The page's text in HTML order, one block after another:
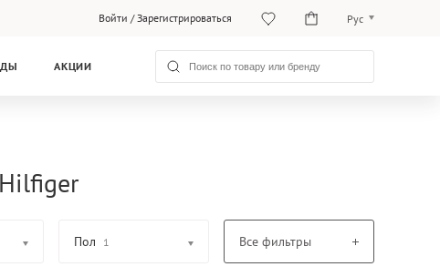
Войти /Зарегистрироваться Рус
Рус
АКЦИИ
Пол 1 Все фильтры